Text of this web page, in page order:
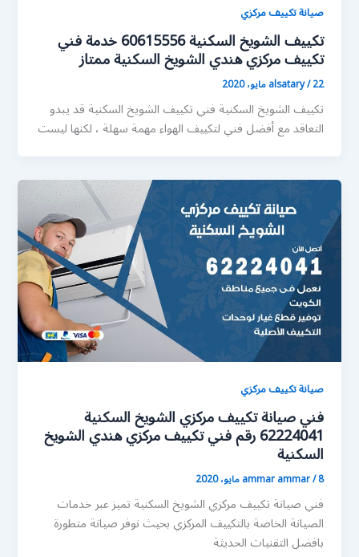
صيانة تكييف مركزي
تكييف الشويخ السكنية 60615556 خدمة فني
تكييف مركزي هندي الشويخ السكنية ممتاز
alsatary/22 مايو، 2020
تكييف الشويخ السكنية فني تكييف الشويخ السكنية قد يبدو
التعاقد مع أفضل فني لتكييف الهواء مهمة سهلة ، لكنها ليست
صيانة تكييف مركزي
فني صيانة تكييف مركزي الشويخ السكنية
62224041 رقم فني تكييف مركزي هندي الشويخ
السكنية
ammar ammar/8 مايو، 2020
فني صيانة تكييف مركزي الشويخ السكنية تميز عبر خدمات
الصيانة الخاصة بالتكييف المركزي بحيث نوفر صيانة متطورة
بافضل التقنيات الحديثة